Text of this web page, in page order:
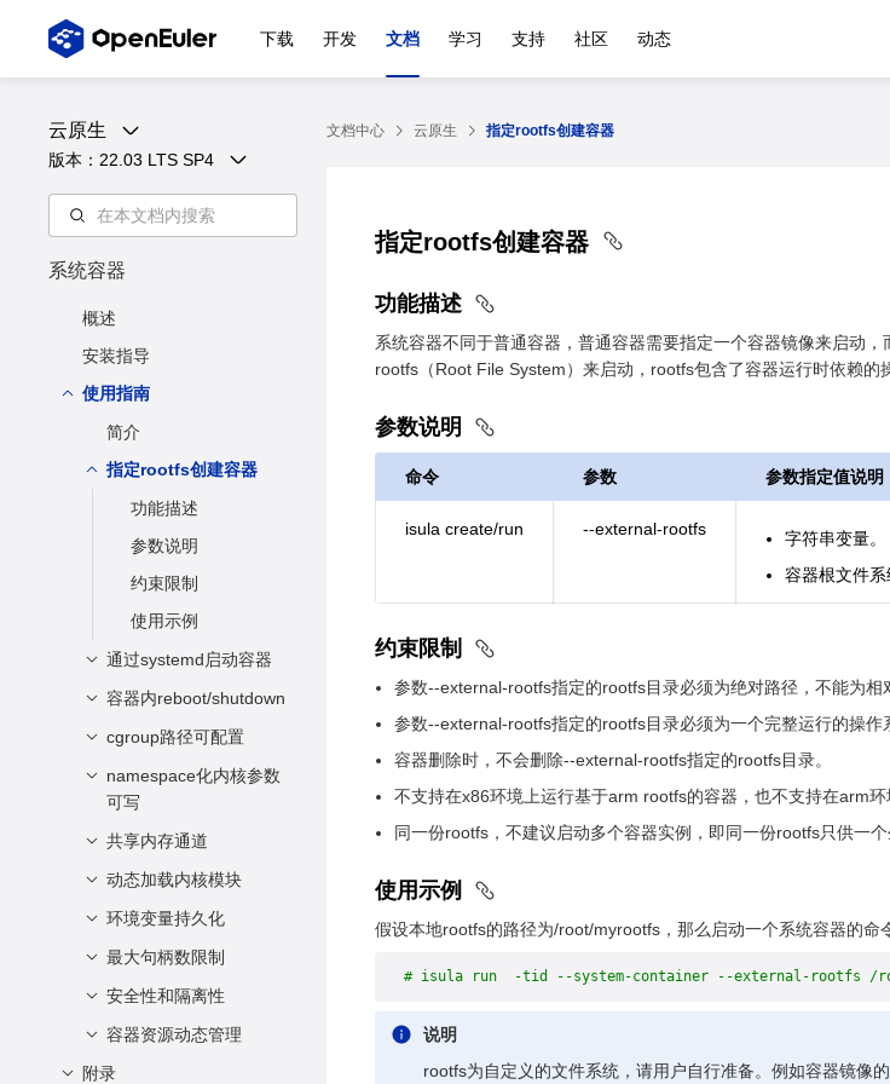
下载 开发 文档 学习 支持 社区 动态
云原生
版本： 22.03 LTS SP4
系统容器
概述
安装指导
使用指南
简介
指定rootfs创建容器
功能描述
参数说明
约束限制
使用示例
通过systemd启动容器
功能描述
参数说明
约束限制
使用示例
容器内reboot/shutdown
功能描述
参数说明
约束限制
使用示例
cgroup路径可配置
功能描述
参数说明
约束限制
使用示例
namespace化内核参数
可写
功能描述
参数说明
约束限制
使用示例
共享内存通道
功能描述
参数说明
约束限制
使用示例
动态加载内核模块
功能描述
参数说明
约束限制
使用示例
环境变量持久化
功能描述
参数说明
约束限制
最大句柄数限制
功能描述
参数说明
安全性和隔离性
user-namespace多
容器资源动态管理
附录
文档中心 云原生 指定rootfs创建容器
指定rootfs创建容器
功能描述
系统容器不同于普通容器，普通容器需要指定一个容器镜像来启动
rootfs（Root File System）来启动，rootfs包含了容器运行时依赖的
参数说明
命令 参数 参数指定值说明
isula create/run --external-rootfs
字符串变量。
容器根文件系
约束限制
参数--external-rootfs指定的rootfs目录必须为绝对路径，不能为相
参数--external-rootfs指定的rootfs目录必须为一个完整运行的操作
容器删除时，不会删除--external-rootfs指定的rootfs目录。
不支持在x86环境上运行基于arm rootfs的容器，也不支持在arm环
同一份rootfs，不建议启动多个容器实例，即同一份rootfs只供一个
使用示例
假设本地rootfs的路径为/root/myrootfs，那么启动一个系统容器的命
# isula run  -tid --system-container --external-rootfs /
说明
rootfs为自定义的文件系统，请用户自行准备。例如容器镜像